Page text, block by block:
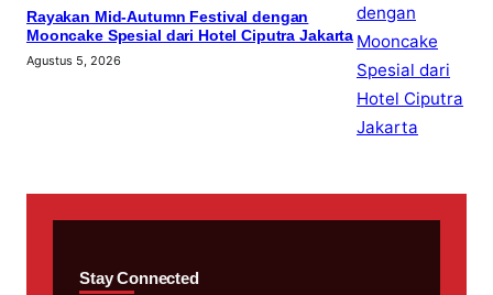
Rayakan Mid-Autumn Festival dengan
Mooncake Spesial dari Hotel Ciputra Jakarta
Agustus 5, 2026
Stay Connected